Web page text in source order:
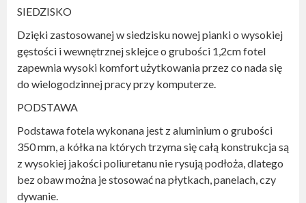
SIEDZISKO
Dzięki zastosowanej w siedzisku nowej pianki o wysokiej
gęstości i wewnętrznej sklejce o grubości 1,2cm fotel
zapewnia wysoki komfort użytkowania przez co nada się
do wielogodzinnej pracy przy komputerze.
PODSTAWA
Podstawa fotela wykonana jest z aluminium o grubości
350 mm, a kółka na których trzyma się całą konstrukcja są
z wysokiej jakości poliuretanu nie rysują podłoża, dlatego
bez obaw można je stosować na płytkach, panelach, czy
dywanie.